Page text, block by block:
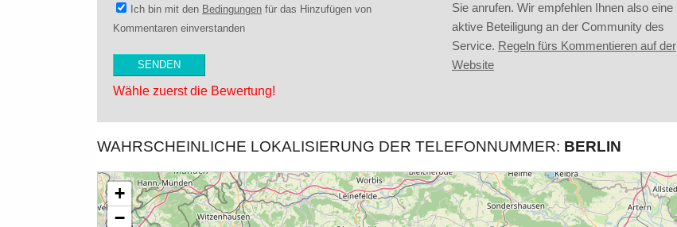
Ich bin mit den Bedingungen für das Hinzufügen von
Kommentaren einverstanden
Wähle zuerst die Bewertung!
Sie anrufen. Wir empfehlen Ihnen also eine
aktive Beteiligung an der Community des
Service. Regeln fürs Kommentieren auf der
Website
WAHRSCHEINLICHE LOKALISIERUNG DER TELEFONNUMMER: BERLIN